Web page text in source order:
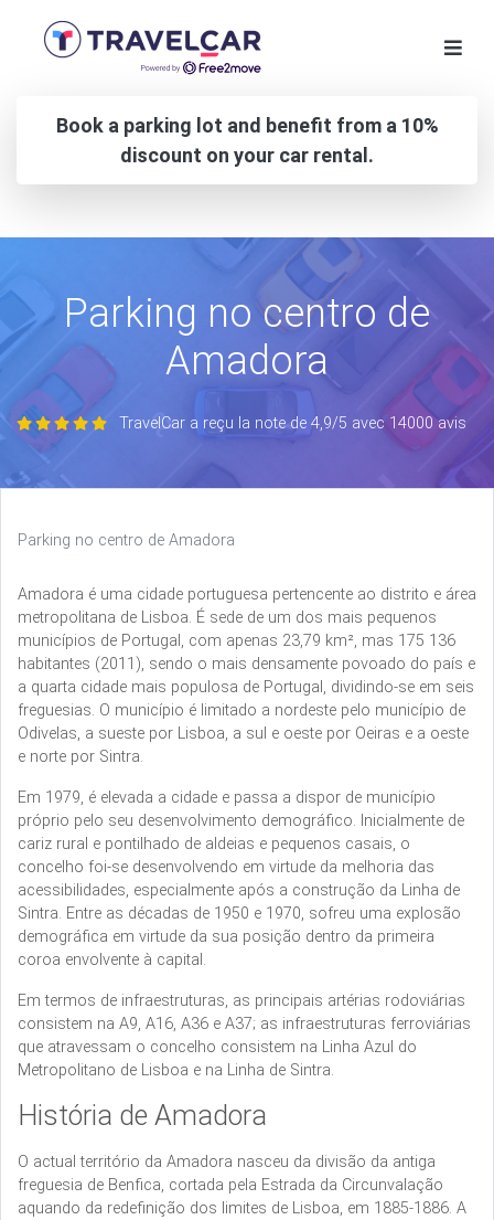
Book a parking lot and benefit from a 10%
discount on your car rental.
Parking no centro de
Amadora
TravelCar a reçu la note de 4,9/5 avec 14000 avis
Parking no centro de Amadora
Amadora é uma cidade portuguesa pertencente ao distrito e área
metropolitana de Lisboa. É sede de um dos mais pequenos
municípios de Portugal, com apenas 23,79 km², mas 175 136
habitantes (2011), sendo o mais densamente povoado do país e
a quarta cidade mais populosa de Portugal, dividindo-se em seis
freguesias. O município é limitado a nordeste pelo município de
Odivelas, a sueste por Lisboa, a sul e oeste por Oeiras e a oeste
e norte por Sintra.
Em 1979, é elevada a cidade e passa a dispor de município
próprio pelo seu desenvolvimento demográfico. Inicialmente de
cariz rural e pontilhado de aldeias e pequenos casais, o
concelho foi-se desenvolvendo em virtude da melhoria das
acessibilidades, especialmente após a construção da Linha de
Sintra. Entre as décadas de 1950 e 1970, sofreu uma explosão
demográfica em virtude da sua posição dentro da primeira
coroa envolvente à capital.
Em termos de infraestruturas, as principais artérias rodoviárias
consistem na A9, A16, A36 e A37; as infraestruturas ferroviárias
que atravessam o concelho consistem na Linha Azul do
Metropolitano de Lisboa e na Linha de Sintra.
História de Amadora
O actual território da Amadora nasceu da divisão da antiga
freguesia de Benfica, cortada pela Estrada da Circunvalação
aquando da redefinição dos limites de Lisboa, em 1885-1886. A